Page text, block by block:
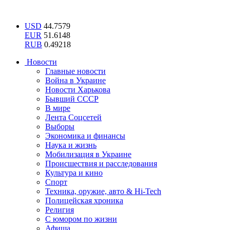
USD 44.7579
EUR 51.6148
RUB 0.49218
Новости
Главные новости
Война в Украине
Новости Харькова
Бывший СССР
В мире
Лента Соцсетей
Выборы
Экономика и финансы
Наука и жизнь
Мобилизация в Украине
Происшествия и расследования
Культура и кино
Спорт
Техника, оружие, авто & Hi-Tech
Полицейская хроника
Религия
С юмором по жизни
Афиша